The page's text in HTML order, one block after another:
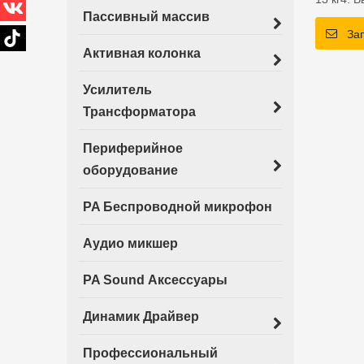
Пассивный массив
Активная колонка
Усилитель
Трансформатора
Периферийное
оборудование
PA Беспроводной микрофон
Аудио микшер
PA Sound Аксессуары
Динамик Драйвер
Профессиональный
класса